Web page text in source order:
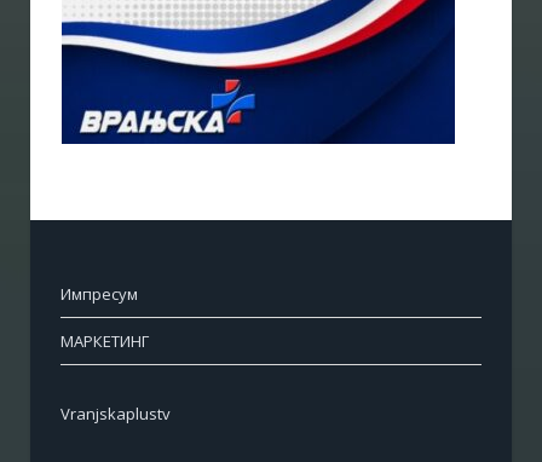
Импресум
МАРКЕТИНГ
Vranjskaplustv